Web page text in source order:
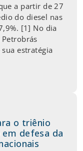
a partir de 27
do diesel nas
[1] No dia
estratégia
o triênio
defesa da